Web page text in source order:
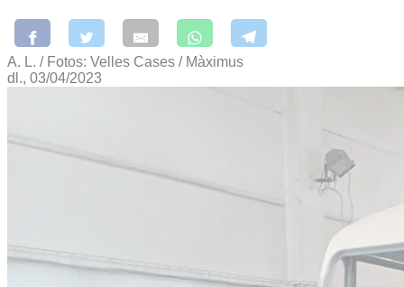
A. L. / Fotos: Velles Cases / Màximus
dl., 03/04/2023